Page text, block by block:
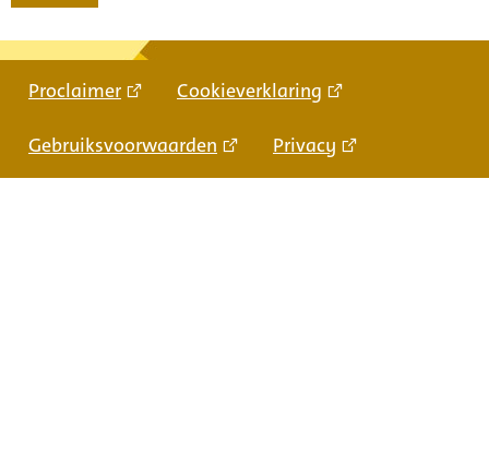
Proclaimer Cookieverklaring
Gebruiksvoorwaarden Privacy